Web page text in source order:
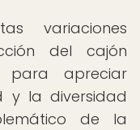
variaciones
del cajón
para apreciar
y la diversidad
de la